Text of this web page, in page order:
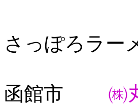
北・生サ
さっぽろラー
函館市 ㈱